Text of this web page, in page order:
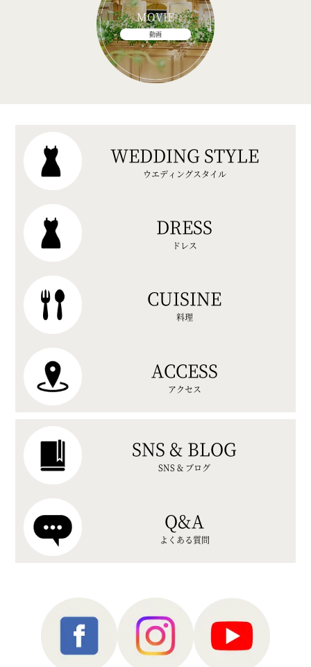
MOVIE
動画
WEDDING STYLE
ウエディングスタイル
DRESS
ドレス
CUISINE
料理
ACCESS
アクセス
SNS & BLOG
SNS & ブログ
Q&A
よくある質問